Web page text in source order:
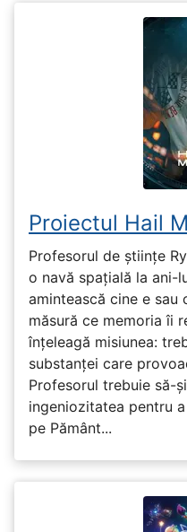
Proiectul Hail
Profesorul de științe
o navă spațială la ani-
amintească cine e sau
măsură ce memoria îi
înțeleagă misiunea:
substanței care
Profesorul trebuie să-
ingeniozitatea pentru
pe Pământ...